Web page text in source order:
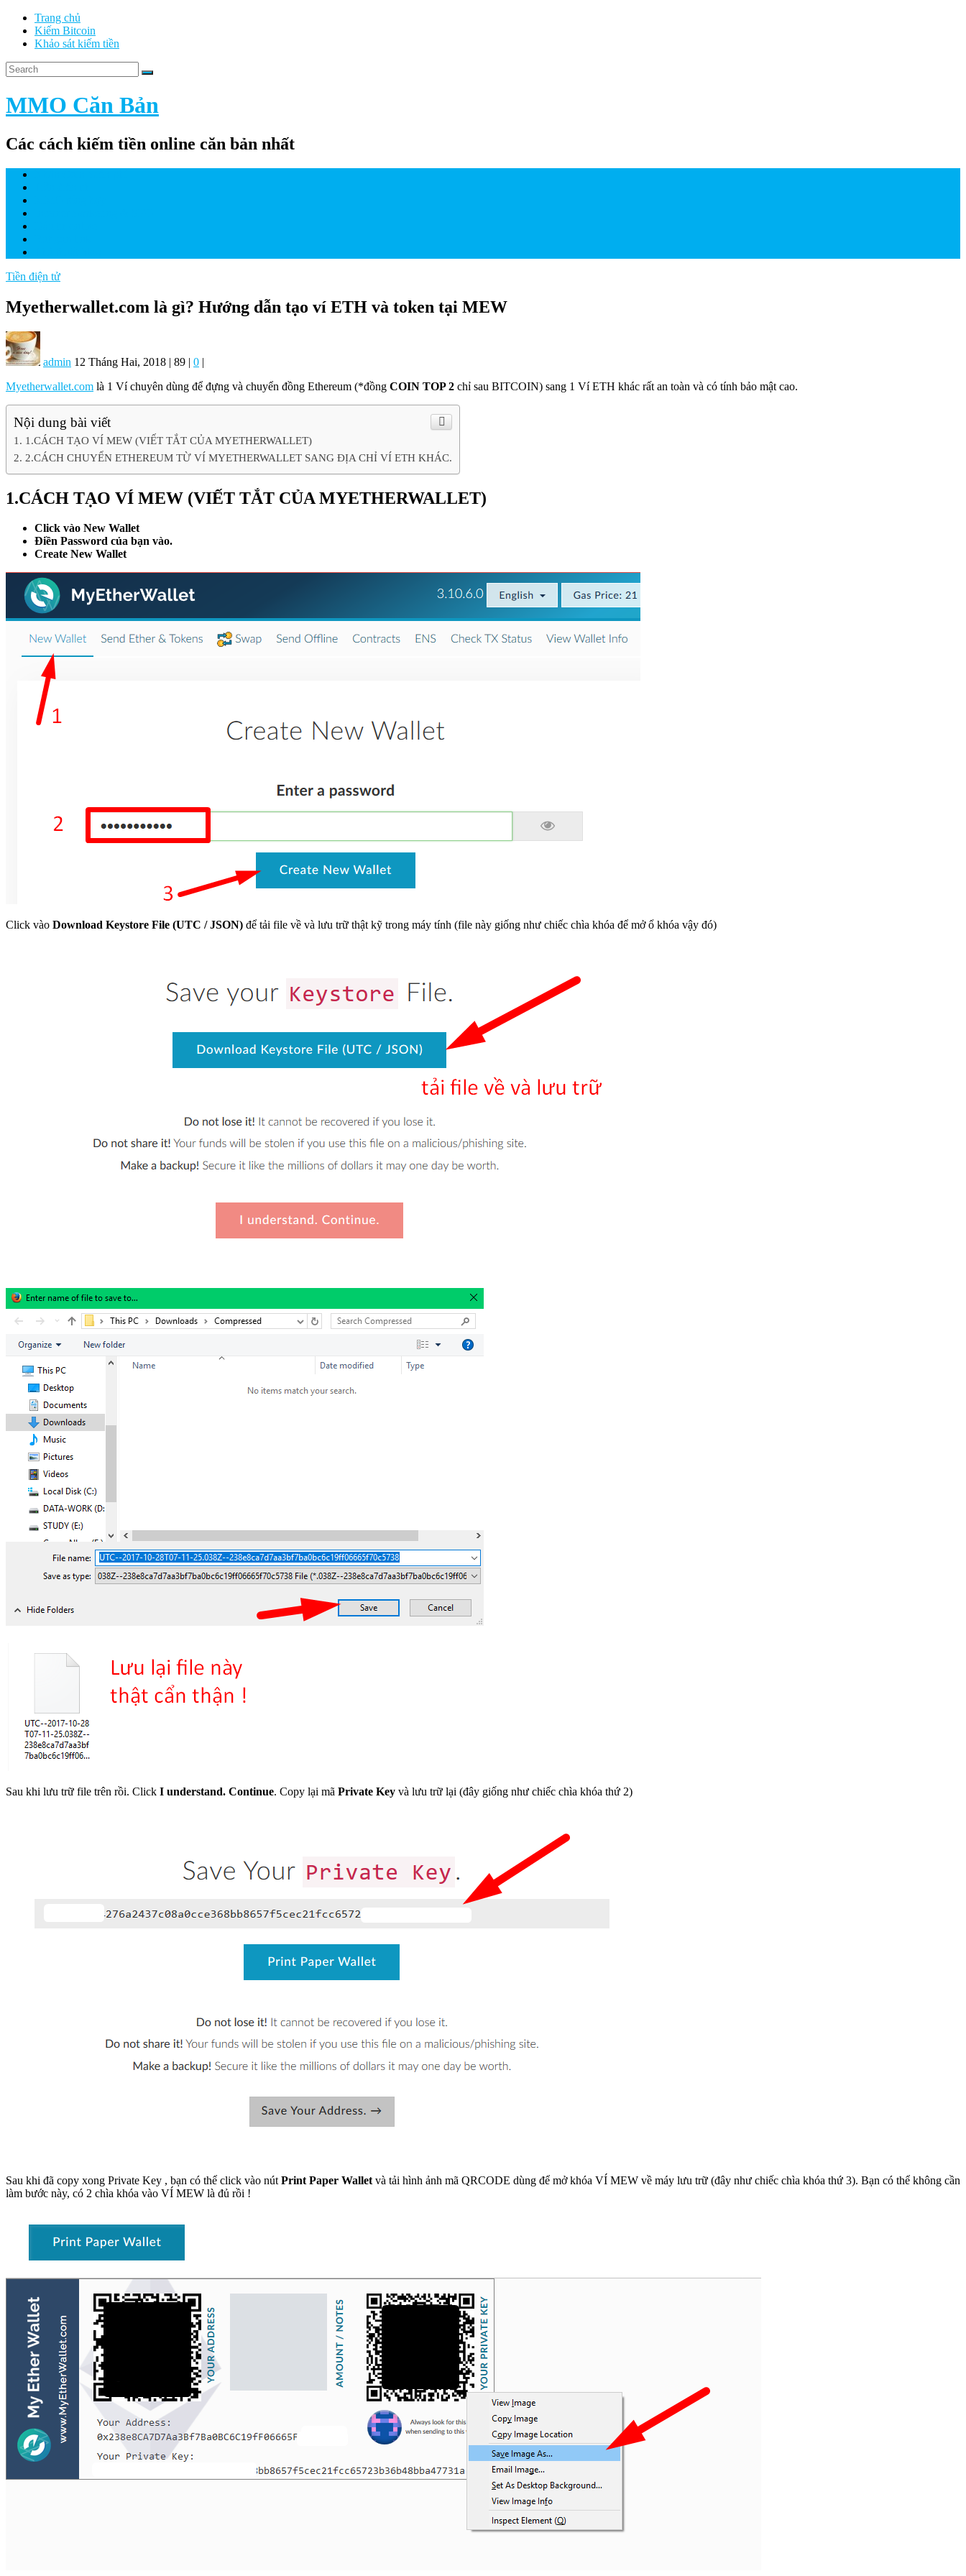
Trang chủ
Kiếm Bitcoin
Khảo sát kiếm tiền
MMO Căn Bản
Các cách kiếm tiền online căn bản nhất
Tiền điện tử
Myetherwallet.com là gì? Hướng dẫn tạo ví ETH và token tại MEW
admin 12 Tháng Hai, 2018 | 89 | 0 |
Myetherwallet.com là 1 Ví chuyên dùng để đựng và chuyển đồng Ethereum (*đồng COIN TOP 2 chỉ sau BITCOIN) sang 1 Ví ETH khác rất an toàn và có tính bảo mật cao.
Nội dung bài viết
1.CÁCH TẠO VÍ MEW (VIẾT TẮT CỦA MYETHERWALLET)
2.CÁCH CHUYỂN ETHEREUM TỪ VÍ MYETHERWALLET SANG ĐỊA CHỈ VÍ ETH KHÁC.
1.CÁCH TẠO VÍ MEW (VIẾT TẮT CỦA MYETHERWALLET)
Click vào New Wallet
Điền Password của bạn vào.
Create New Wallet
Click vào Download Keystore File (UTC / JSON) để tải file về và lưu trữ thật kỹ trong máy tính (file này giống như chiếc chìa khóa để mở ổ khóa vậy đó)
Sau khi lưu trữ file trên rồi. Click I understand. Continue. Copy lại mã Private Key và lưu trữ lại (đây giống như chiếc chìa khóa thứ 2)
Sau khi đã copy xong Private Key , bạn có thể click vào nútPrint Paper Walletvà tải hình ảnh mã QRCODE dùng để mở khóa VÍ MEW về máy lưu trữ (đây như chiếc chìa khóa thứ 3). Bạn có thể không cần
làm bước này, có 2 chìa khóa vào VÍ MEW là đủ rồi !